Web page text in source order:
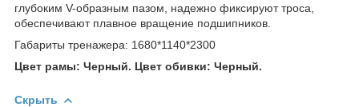
глубоким V-образным пазом, надежно фиксируют троса,
обеспечивают плавное вращение подшипников.
Габариты тренажера: 1680*1140*2300
Цвет рамы: Черный. Цвет обивки: Черный.
Скрыть